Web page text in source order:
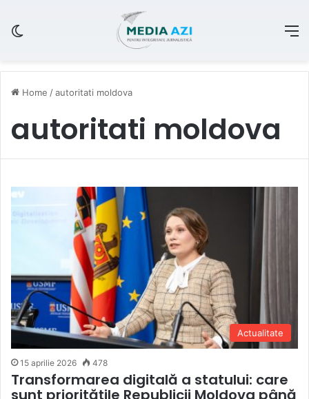
Home /autoritati moldova
autoritati moldova
Actualitate
15 aprilie 2026 478
Transformarea digitală a statului: care
sunt prioritățile Republicii Moldova până